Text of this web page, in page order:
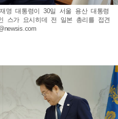
명 대통령이 30일 서울 용산 대통령
스가 요시히데 전 일본 총리를 접견